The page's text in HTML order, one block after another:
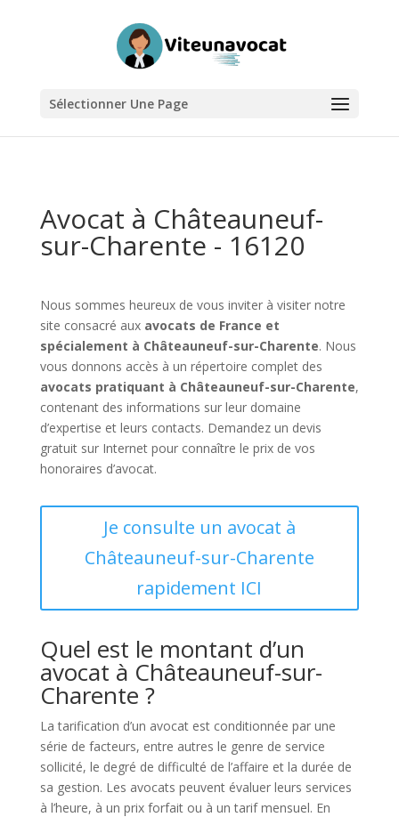
Sélectionner Une Page
Avocat à Châteauneuf-
sur-Charente - 16120
Nous sommes heureux de vous inviter à visiter notre
site consacré aux avocats de France et
spécialement à Châteauneuf-sur-Charente. Nous
vous donnons accès à un répertoire complet des
avocats pratiquant à Châteauneuf-sur-Charente,
contenant des informations sur leur domaine
d’expertise et leurs contacts. Demandez un devis
gratuit sur Internet pour connaître le prix de vos
honoraires d’avocat.
Je consulte un avocat à
Châteauneuf-sur-Charente
rapidement ICI
Quel est le montant d’un
avocat à Châteauneuf-sur-
Charente ?
La tarification d’un avocat est conditionnée par une
série de facteurs, entre autres le genre de service
sollicité, le degré de difficulté de l’affaire et la durée de
sa gestion. Les avocats peuvent évaluer leurs services
à l’heure, à un prix forfait ou à un tarif mensuel. En